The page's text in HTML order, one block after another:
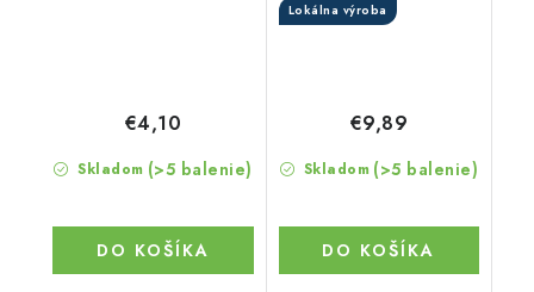
Skladom (>5 balenie)
€4,10
DO KOŠÍKA
Lokálna výroba
Skladom (>5 balenie)
€9,89
DO KOŠÍKA